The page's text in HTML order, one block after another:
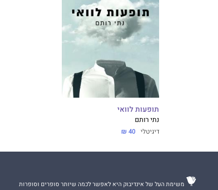
תופעות לוואי
נתי רותם
דיגיטלי 40 ₪
משימת העל של אינדיבוק היא לאפשר לכמה שיותר סופרים וסופרות